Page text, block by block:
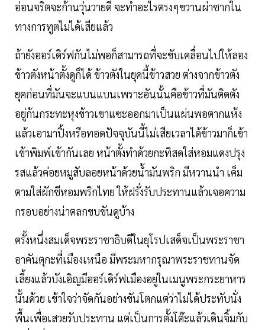
อ่อนจริตจะก้านวุ่นวายดี จะทำอะไรตรงๆขวานผ่าซากใน
ทางการทูตไม่ได้เสียแล้ว
ถ้ายังออร์เดิร์ฟกันไม่พอก็สามารถที่จะขับเคลื่อนไปให้ลอง
ข้าวตังหน้าตั้งดูก็ได้ ข้าวตังในยุคนี้ข้าวสวย ต่างจากข้าวตัง
ยุคก่อนที่มันจะแบนแบนเพราะอันนั้นคือข้าวที่มันติดตัง
อยู่ก้นกระทะหุงข้าวเขาแซะออกมาเป็นแผ่นพอตากแห้ง
แล้วเอามาปิ้งหรือทอดปัจจุบันนี้ไม่เสียเวลาได้ข้าวมาก็เข้า
เข้าพิมพ์เข้ากันเลย หน้าตั้งทำด้วยกะทิสดใส่หอมแดงปรุง
รสแล้วค่อยหมูสับลอยหน้าด้วยน้ำมันพริก มีหวานนำ เค็ม
ตามใส่ผักชีหอมพริกไทย ให้ฝรั่งรับประทานแล้วเจอความ
กรอบอย่างน่าตลกขบขันดูบ้าง
ครั้งหนึ่งสมเด็จพระราชาธิบดีในยุโรปเสด็จเป็นพระราชา
อาคันตุกะที่เมืองเหนือ มีพระมหากรุณาพระราชทานจัด
เลี้ยงแล้วบังเอิญมีออร์เดิร์ฟเมืองอยู่ในเมนูพระกระยาหาร
นั้นด้วย เข้าใจว่าจัดกันอย่างขันโตกแต่ว่าไม่ได้ประทับนั่ง
พื้นเพื่อเสวยรับประทาน แต่เป็นการตั้งโต๊ะแล้วเดินจิ้มกับ